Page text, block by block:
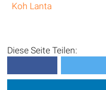
Koh Lanta
Diese Seite Teilen: